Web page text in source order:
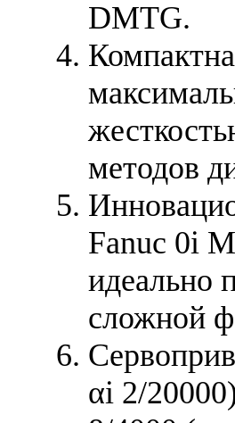
DMTG.
методов
Fanuc 0i
идеально
сложной
αi 2/